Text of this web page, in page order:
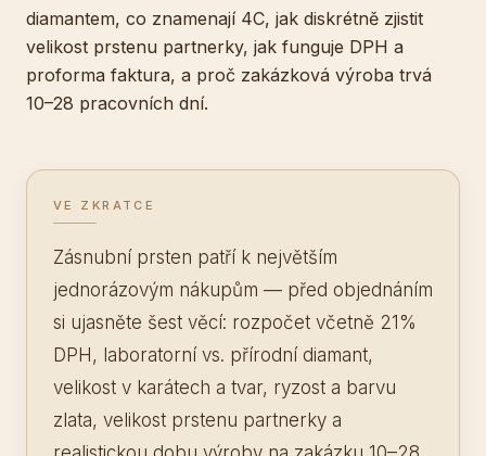
diamantem, co znamenají 4C, jak diskrétně zjistit
velikost prstenu partnerky, jak funguje DPH a
proforma faktura, a proč zakázková výroba trvá
10–28 pracovních dní.
VE ZKRATCE
Zásnubní prsten patří k největším
jednorázovým nákupům — před objednáním
si ujasněte šest věcí: rozpočet včetně 21%
DPH, laboratorní vs. přírodní diamant,
velikost v karátech a tvar, ryzost a barvu
zlata, velikost prstenu partnerky a